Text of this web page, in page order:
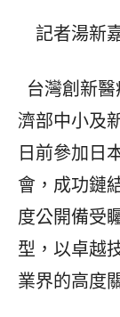
記者湯新
台灣創新
濟部中小及
日前參加日
會，成功鏈
度公開備受
型，以卓越
業界的高度